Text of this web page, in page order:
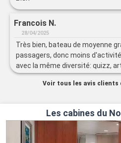
Francois N.
28/04/2025
Très bien, bateau de moyenne
passagers, donc moins
avec la même diversité: quizz,
décoration moderne et sobre 6
belles boutiques de joaillerie,
une croisière donc pour moi, y
et j'avais assez d'activités pour
jours de mer
Voir tous les avis clients
Les cabines du